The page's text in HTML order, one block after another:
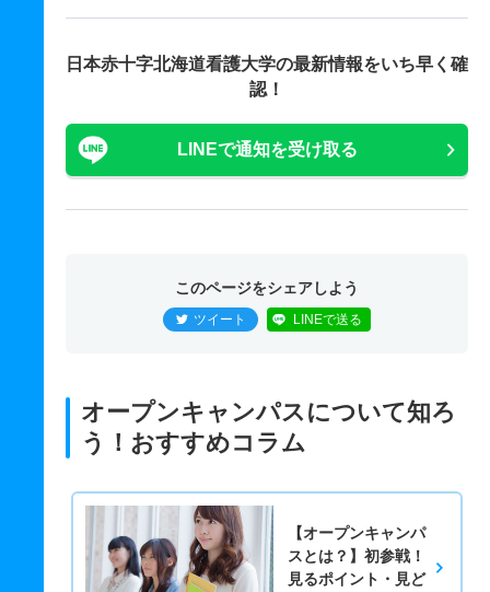
日本赤十字北海道看護大学の最新情報をいち早く確
認！
LINEで通知を受け取る
このページをシェアしよう
ツイート LINEで送る
オープンキャンパスについて知ろ
う！おすすめコラム
【オープンキャンパ
スとは？】初参戦！
見るポイント・見ど